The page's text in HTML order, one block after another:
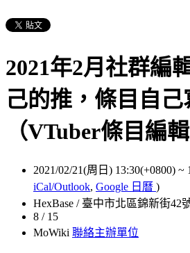
2021年2月社群編
己的推，條目自己
（VTuber條目編
2021/02/21(周日) 13:30(+0800) ~
iCal/Outlook, Google 日曆 )
HexBase / 臺中市北區錦新街42
8 / 15
MoWiki 聯絡主辦單位